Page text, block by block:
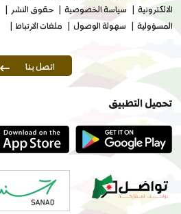
الالكترونية
سياسة الخصوصية حقوق النشر
المسؤولية
سهولة الوصول ملفات الارتباط
اتصل بنا
تحميل التطبيق